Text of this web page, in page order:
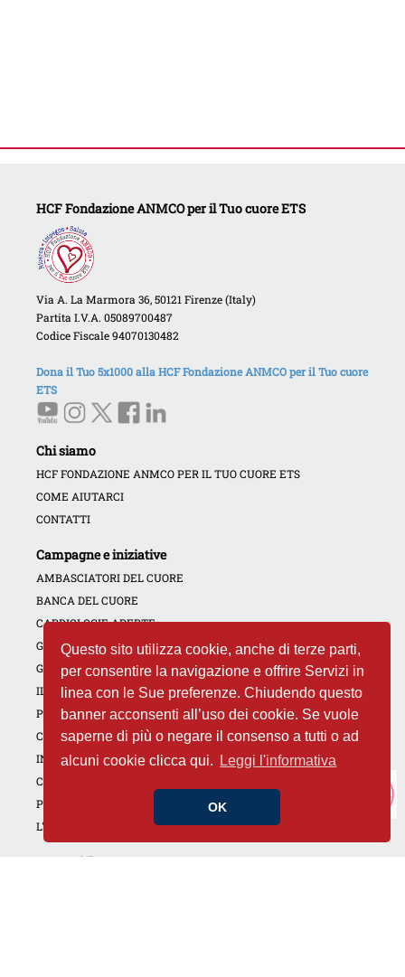
Questo sito utilizza cookie, anche di terze parti,
per consentire la navigazione e offrire Servizi in
linea con le Sue preferenze. Chiudendo questo
banner acconsenti all’uso dei cookie. Se vuole
saperne di più o negare il consenso a tutti o ad
alcuni cookie clicca qui.
Leggi l'informativa
OK
HCF Fondazione ANMCO per il Tuo cuore ETS
Via A. La Marmora 36, 50121 Firenze (Italy)
Partita I.V.A. 05089700487
Codice Fiscale 94070130482
Dona il Tuo 5x1000 alla HCF Fondazione ANMCO per il Tuo cuore
ETS
Chi siamo
HCF FONDAZIONE ANMCO PER IL TUO CUORE ETS
COME AIUTARCI
CONTATTI
Campagne e iniziative
AMBASCIATORI DEL CUORE
BANCA DEL CUORE
CARDIOLOGIE APERTE
GIORNATE DEDICATE
GOLF4HEART
IL CUORE DI TUTTI
PREVENZIONE PER IL TROMBOEMBOLISMO VENOSO
CAMPAGNA NON DIMENTICARE IL TUO CUORE
INIZIATIVE REGIONALI
CORSI RCP
PROGETTI PER LA SCUOLA
L'ESPERTO RISPONDE
Conosci il Tuo cuore